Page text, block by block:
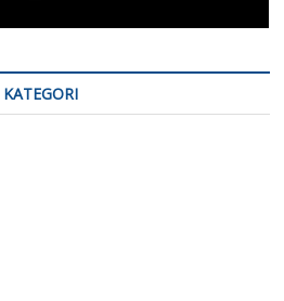
KATEGORI